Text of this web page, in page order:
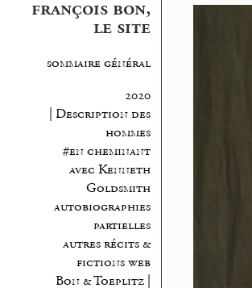
françois bon,
le site
sommaire général
2020
| Description des
hommes
#en cheminant
avec Kenneth
Goldsmith
autobiographies
partielles
autres récits &
fictions web
Bon & Toeplitz |